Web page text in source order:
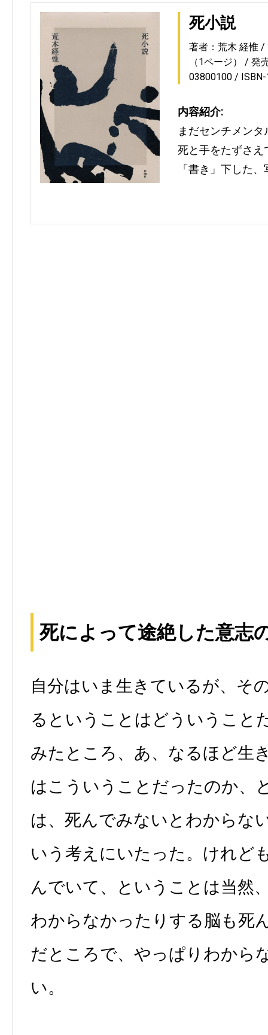
死小説
著者：荒木 経惟
（1ページ）
発
03800100
内容紹介:
まだセンチメン
死と手をたずさえ
「書き」下した
死によって途絶した意志
自分はいま生きているが、そ
るということはどういうこと
みたところ、あ、なるほど生
はこういうことだったのか、
は、死んでみないとわからな
いう考えにいたった。けれど
んでいて、ということは当然
わからなかったりする脳も死
だところで、やっぱりわから
い。